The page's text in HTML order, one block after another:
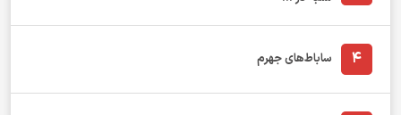
4 ساباط‌های جهرم